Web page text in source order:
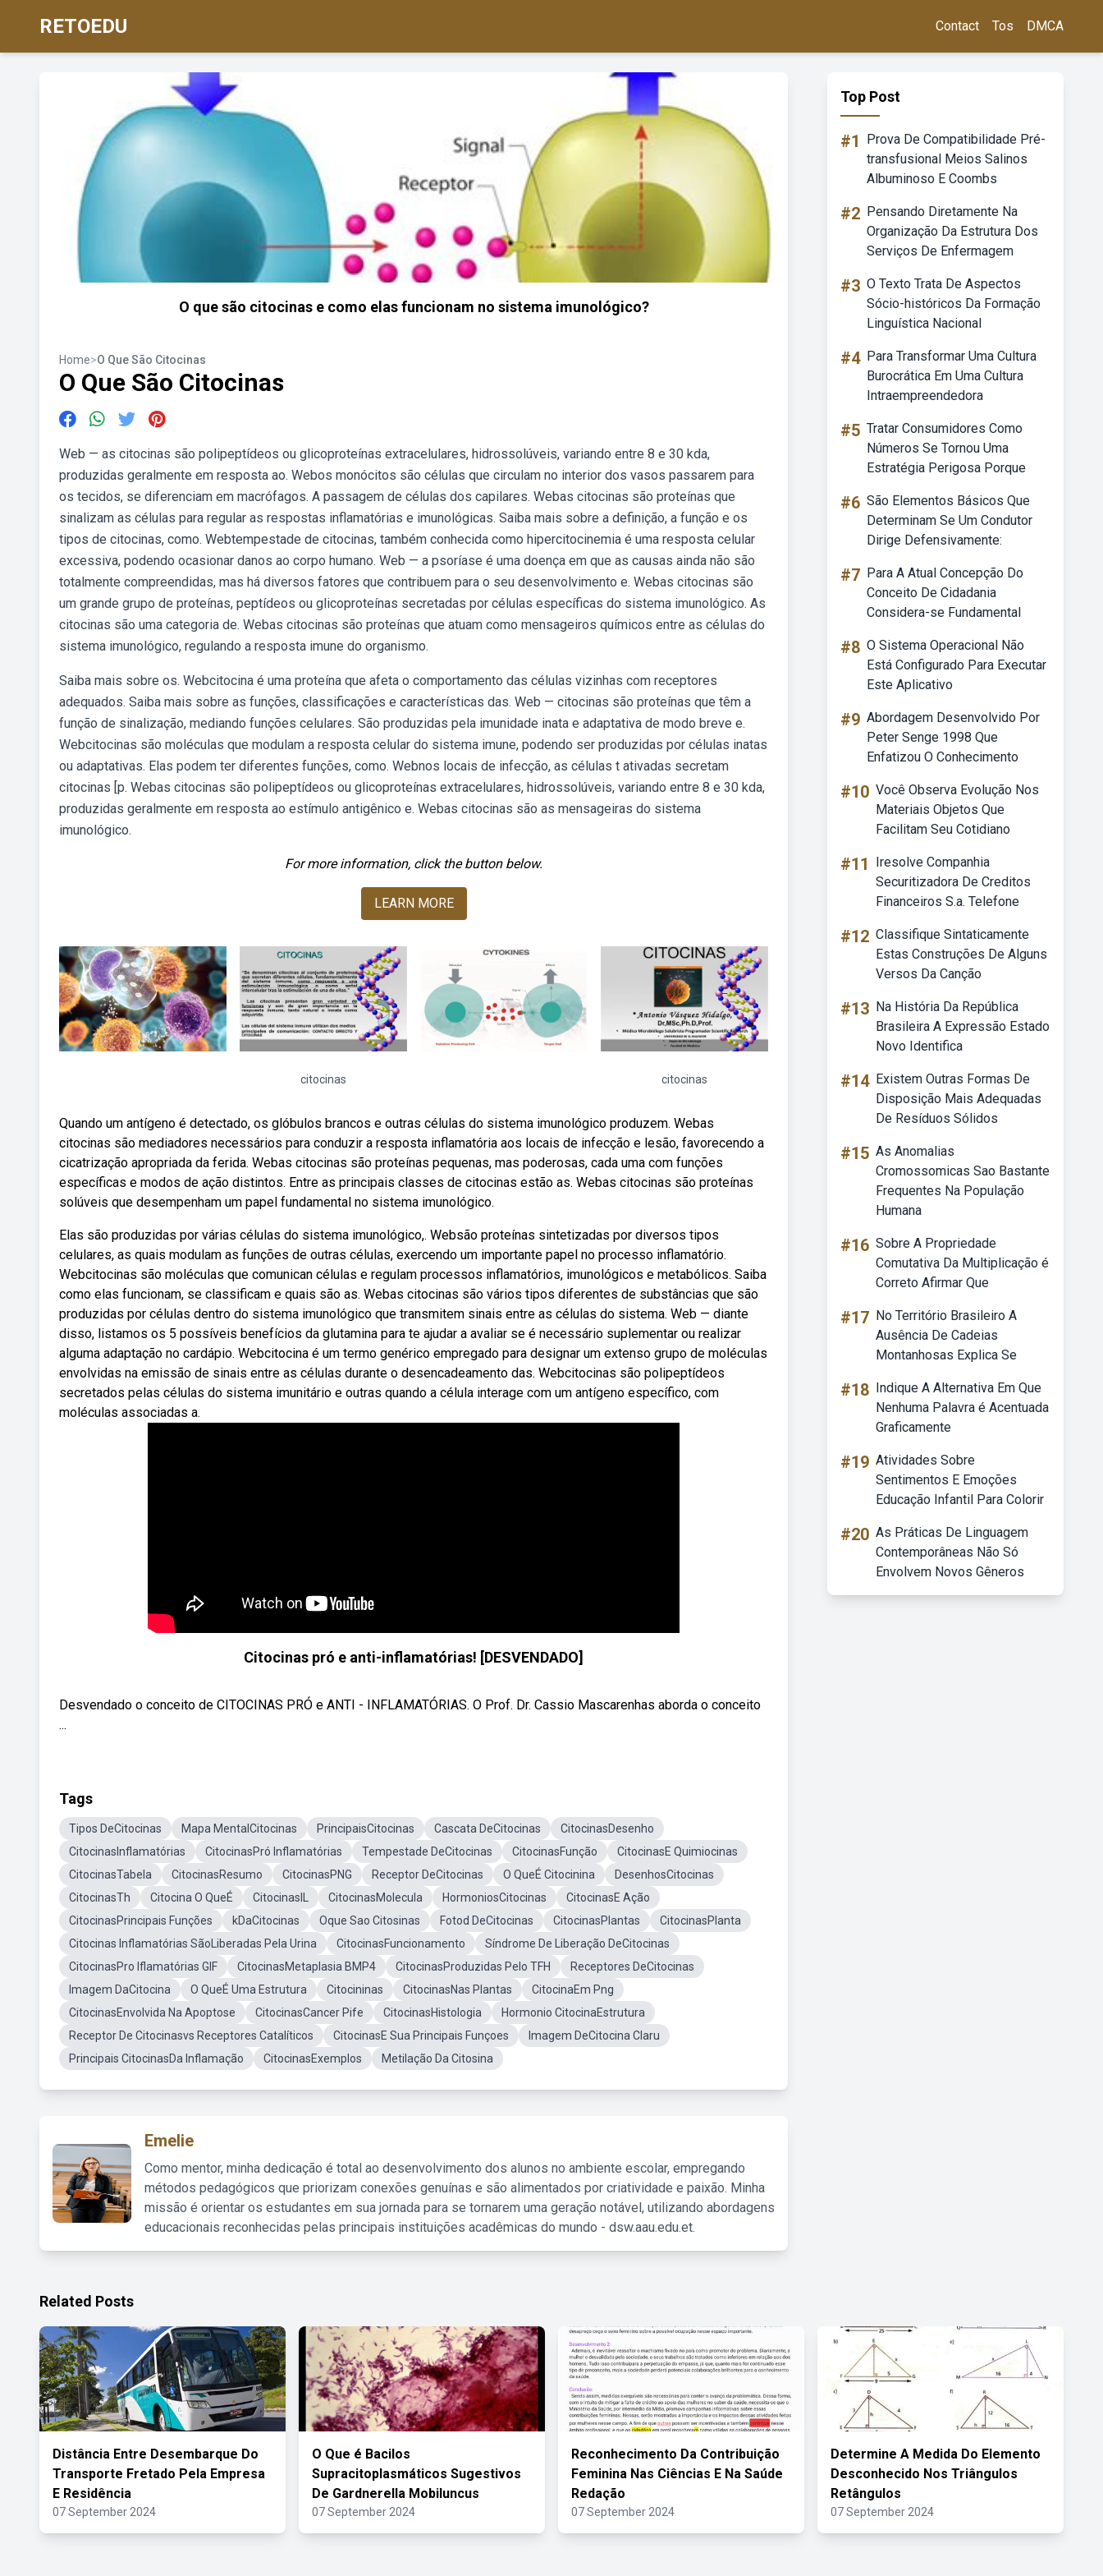
RETOEDU Contact Tos DMCA
O que são citocinas e como elas funcionam no sistema imunológico?
Home>O Que São Citocinas
O Que São Citocinas
Web — as citocinas são polipeptídeos ou glicoproteínas extracelulares, hidrossolúveis, variando entre 8 e 30 kda,
produzidas geralmente em resposta ao. Webos monócitos são células que circulam no interior dos vasos passarem para
os tecidos, se diferenciam em macrófagos. A passagem de células dos capilares. Webas citocinas são proteínas que
sinalizam as células para regular as respostas inflamatórias e imunológicas. Saiba mais sobre a definição, a função e os
tipos de citocinas, como. Webtempestade de citocinas, também conhecida como hipercitocinemia é uma resposta celular
excessiva, podendo ocasionar danos ao corpo humano. Web — a psoríase é uma doença em que as causas ainda não são
totalmente compreendidas, mas há diversos fatores que contribuem para o seu desenvolvimento e. Webas citocinas são
um grande grupo de proteínas, peptídeos ou glicoproteínas secretadas por células específicas do sistema imunológico. As
citocinas são uma categoria de. Webas citocinas são proteínas que atuam como mensageiros químicos entre as células do
sistema imunológico, regulando a resposta imune do organismo.
Saiba mais sobre os. Webcitocina é uma proteína que afeta o comportamento das células vizinhas com receptores
adequados. Saiba mais sobre as funções, classificações e características das. Web — citocinas são proteínas que têm a
função de sinalização, mediando funções celulares. São produzidas pela imunidade inata e adaptativa de modo breve e.
Webcitocinas são moléculas que modulam a resposta celular do sistema imune, podendo ser produzidas por células inatas
ou adaptativas. Elas podem ter diferentes funções, como. Webnos locais de infecção, as células t ativadas secretam
citocinas [p. Webas citocinas são polipeptídeos ou glicoproteínas extracelulares, hidrossolúveis, variando entre 8 e 30 kda,
produzidas geralmente em resposta ao estímulo antigênico e. Webas citocinas são as mensageiras do sistema
imunológico.
For more information, click the button below.
LEARN MORE
citocinas citocinas
Quando um antígeno é detectado, os glóbulos brancos e outras células do sistema imunológico produzem. Webas
citocinas são mediadores necessários para conduzir a resposta inflamatória aos locais de infecção e lesão, favorecendo a
cicatrização apropriada da ferida. Webas citocinas são proteínas pequenas, mas poderosas, cada uma com funções
específicas e modos de ação distintos. Entre as principais classes de citocinas estão as. Webas citocinas são proteínas
solúveis que desempenham um papel fundamental no sistema imunológico.
Elas são produzidas por várias células do sistema imunológico,. Websão proteínas sintetizadas por diversos tipos
celulares, as quais modulam as funções de outras células, exercendo um importante papel no processo inflamatório.
Webcitocinas são moléculas que comunican células e regulam processos inflamatórios, imunológicos e metabólicos. Saiba
como elas funcionam, se classificam e quais são as. Webas citocinas são vários tipos diferentes de substâncias que são
produzidas por células dentro do sistema imunológico que transmitem sinais entre as células do sistema. Web — diante
disso, listamos os 5 possíveis benefícios da glutamina para te ajudar a avaliar se é necessário suplementar ou realizar
alguma adaptação no cardápio. Webcitocina é um termo genérico empregado para designar um extenso grupo de moléculas
envolvidas na emissão de sinais entre as células durante o desencadeamento das. Webcitocinas são polipeptídeos
secretados pelas células do sistema imunitário e outras quando a célula interage com um antígeno específico, com
moléculas associadas a.
Citocinas pró e anti-inflamatórias! [DESVENDADO]
Desvendado o conceito de CITOCINAS PRÓ e ANTI - INFLAMATÓRIAS. O Prof. Dr. Cassio Mascarenhas aborda o conceito
...
Tags
Tipos DeCitocinas Mapa MentalCitocinas PrincipaisCitocinas Cascata DeCitocinas
CitocinasDesenho
CitocinasInflamatórias
CitocinasPró Inflamatórias Tempestade DeCitocinas CitocinasFunção
CitocinasE Quimiocinas
CitocinasTabela
CitocinasResumo CitocinasPNG Receptor DeCitocinas O QueÉ Citocinina
DesenhosCitocinas
CitocinasTh
Citocina O QueÉ CitocinasIL CitocinasMolecula HormoniosCitocinas
CitocinasE Ação
CitocinasPrincipais Funções
kDaCitocinas Oque Sao Citosinas Fotod DeCitocinas CitocinasPlantas
CitocinasPlanta
Citocinas Inflamatórias SãoLiberadas Pela Urina
CitocinasFuncionamento
Síndrome De Liberação DeCitocinas
CitocinasPro Iflamatórias GIF
CitocinasMetaplasia BMP4 CitocinasProduzidas Pelo TFH
Receptores DeCitocinas
Imagem DaCitocina
O QueÉ Uma Estrutura Citocininas CitocinasNas Plantas
CitocinaEm Png
CitocinasEnvolvida Na Apoptose
CitocinasCancer Pife CitocinasHistologia
Hormonio CitocinaEstrutura
Receptor De Citocinasvs Receptores Catalíticos
CitocinasE Sua Principais Funçoes
Imagem DeCitocina Claru
Principais CitocinasDa Inflamação
CitocinasExemplos Metilação Da Citosina
Emelie
Como mentor, minha dedicação é total ao desenvolvimento dos alunos no ambiente escolar, empregando
métodos pedagógicos que priorizam conexões genuínas e são alimentados por criatividade e paixão. Minha
missão é orientar os estudantes em sua jornada para se tornarem uma geração notável, utilizando abordagens
educacionais reconhecidas pelas principais instituições acadêmicas do mundo - dsw.aau.edu.et.
Top Post
#1
Prova De Compatibilidade Pré-
transfusional Meios Salinos
Albuminoso E Coombs
#2 Pensando Diretamente Na
Organização Da Estrutura Dos
Serviços De Enfermagem
#3 O Texto Trata De Aspectos
Sócio-históricos Da Formação
Linguística Nacional
#4 Para Transformar Uma Cultura
Burocrática Em Uma Cultura
Intraempreendedora
#5 Tratar Consumidores Como
Números Se Tornou Uma
Estratégia Perigosa Porque
#6 São Elementos Básicos Que
Determinam Se Um Condutor
Dirige Defensivamente:
#7 Para A Atual Concepção Do
Conceito De Cidadania
Considera-se Fundamental
#8 O Sistema Operacional Não
Está Configurado Para Executar
Este Aplicativo
#9 Abordagem Desenvolvido Por
Peter Senge 1998 Que
Enfatizou O Conhecimento
#10 Você Observa Evolução Nos
Materiais Objetos Que
Facilitam Seu Cotidiano
#11
Iresolve Companhia
Securitizadora De Creditos
Financeiros S.a. Telefone
#12 Classifique Sintaticamente
Estas Construções De Alguns
Versos Da Canção
#13 Na História Da República
Brasileira A Expressão Estado
Novo Identifica
#14 Existem Outras Formas De
Disposição Mais Adequadas
De Resíduos Sólidos
#15 As Anomalias
Cromossomicas Sao Bastante
Frequentes Na População
Humana
#16 Sobre A Propriedade
Comutativa Da Multiplicação é
Correto Afirmar Que
#17 No Território Brasileiro A
Ausência De Cadeias
Montanhosas Explica Se
#18 Indique A Alternativa Em Que
Nenhuma Palavra é Acentuada
Graficamente
#19 Atividades Sobre
Sentimentos E Emoções
Educação Infantil Para Colorir
#20 As Práticas De Linguagem
Contemporâneas Não Só
Envolvem Novos Gêneros
Related Posts
Distância Entre Desembarque Do
Transporte Fretado Pela Empresa
E Residência
07 September 2024
O Que é Bacilos
Supracitoplasmáticos Sugestivos
De Gardnerella Mobiluncus
07 September 2024
Reconhecimento Da Contribuição
Feminina Nas Ciências E Na Saúde
Redação
07 September 2024
Determine A Medida Do Elemento
Desconhecido Nos Triângulos
Retângulos
07 September 2024